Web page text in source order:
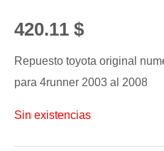
420.11 $
Repuesto toyota original
para 4runner 2003 al 2008
Sin existencias